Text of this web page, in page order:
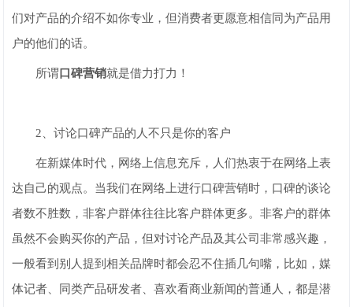
们对产品的介绍不如你专业，但消费者更愿意相信同为产品用
户的他们的话。
所谓 口碑营销就是借力打力！
2、讨论口碑产品的人不只是你的客户
在新媒体时代，网络上信息充斥，人们热衷于在网络上表
达自己的观点。当我们在网络上进行口碑营销时，口碑的谈论
者数不胜数，非客户群体往往比客户群体更多。非客户的群体
虽然不会购买你的产品，但对讨论产品及其公司非常感兴趣，
一般看到别人提到相关品牌时都会忍不住插几句嘴，比如，媒
体记者、同类产品研发者、喜欢看商业新闻的普通人，都是潜